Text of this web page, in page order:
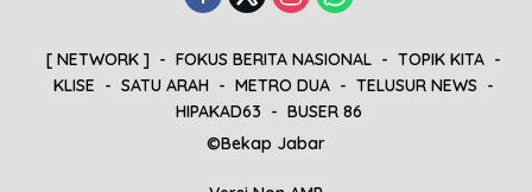
[ NETWORK ] FOKUS BERITA NASIONAL
TOPIK KITA
KLISE
SATU ARAH METRO DUA
TELUSUR NEWS
HIPAKAD63
BUSER 86
©Bekap Jabar